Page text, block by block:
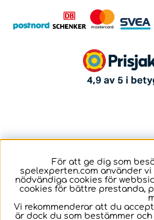
För att ge dig som
spelexperten.com använder
nödvändiga cookies för
cookies för bättre prestanda,
Vi rekommenderar att du
är dock du som bestämmer